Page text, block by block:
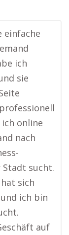
einfache
ich
sie
online
nach
sucht.
sich
ich bin
auf